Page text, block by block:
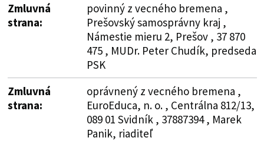
Zmluvná
strana:
povinný z vecného bremena ,
Prešovský samosprávny kraj ,
Námestie mieru 2, Prešov , 37 870
475 , MUDr. Peter Chudík, predseda
PSK
Zmluvná
strana:
oprávnený z vecného bremena ,
EuroEduca, n. o. , Centrálna 812/13,
089 01 Svidník , 37887394 , Marek
Panik, riaditeľ